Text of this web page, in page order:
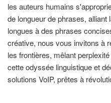
les auteurs humains
de longueur de phrases,
longues à des phrases
créative, nous vous invitons à
les frontières, mêlant
cette odyssée linguistique et
solutions VoIP, prêtes à